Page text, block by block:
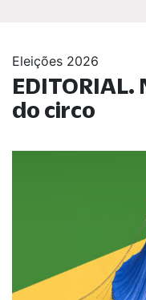
Eleições 2026
EDITORIAL.
do circo